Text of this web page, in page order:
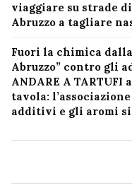
viaggiare su strade
Abruzzo a tagliare
Fuori la chimica
Abruzzo” contro gli
ANDARE A TARTUFI
tavola:
additivi e gli aromi